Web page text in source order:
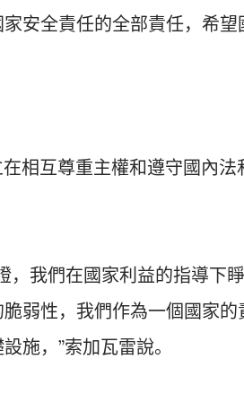
安全責任的全部責任，希
相互尊重主權和遵守國內法
，我們在國家利益的指導下
弱性，我們作為一個國家
施，”索加瓦雷說。